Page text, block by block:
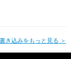
き込みをもっと見る ＞